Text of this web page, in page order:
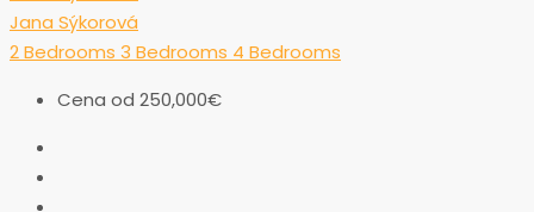
Jana Sýkorová
2 Bedrooms 3 Bedrooms 4 Bedrooms
Cena od 250,000€